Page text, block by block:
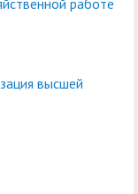
по
работе
высшей